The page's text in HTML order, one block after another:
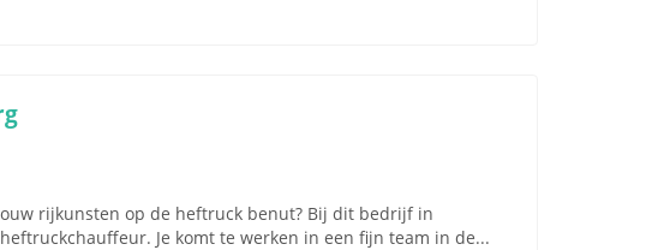
rijkunsten op de heftruck benut? Bij dit bedrijf in
Je komt te werken in een fijn team in de...